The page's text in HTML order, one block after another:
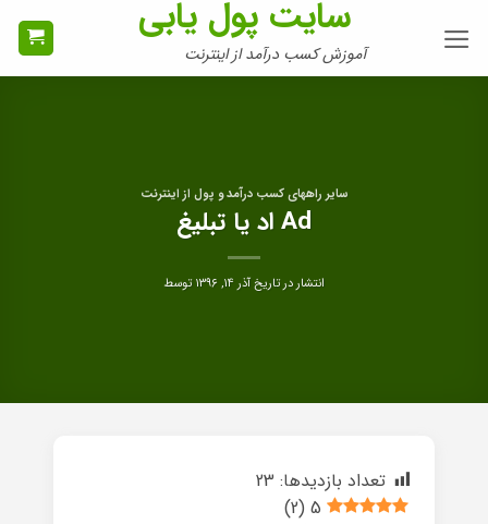
سایت پول یابی
آموزش کسب درآمد از اینترنت
سایر راههای کسب درآمد و پول از اینترنت
Ad اد یا تبلیغ
انتشار در تاریخآذر ۱۴, ۱۳۹۶ توسط
تعداد بازدیدها: 23
5
(
2
)